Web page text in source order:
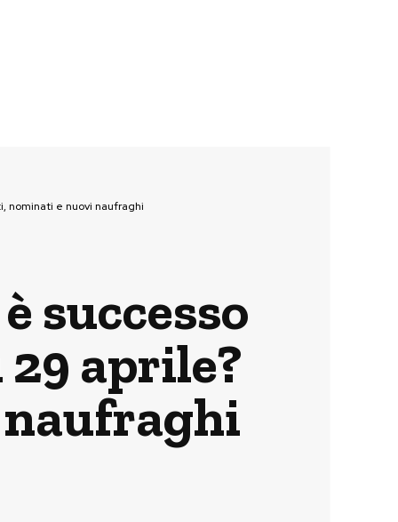
nominati e nuovi naufraghi
successo
aprile?